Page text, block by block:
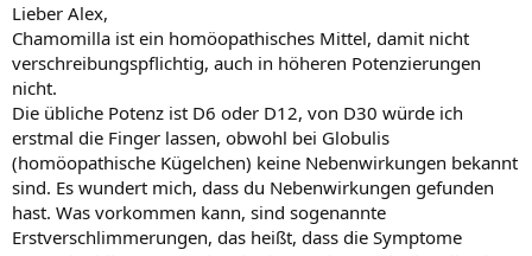
Lieber Alex,
Chamomilla ist ein homöopathisches Mittel, damit nicht
verschreibungspflichtig, auch in höheren Potenzierungen
nicht.
Die übliche Potenz ist D6 oder D12, von D30 würde ich
erstmal die Finger lassen, obwohl bei Globulis
(homöopathische Kügelchen) keine Nebenwirkungen bekannt
sind. Es wundert mich, dass du Nebenwirkungen gefunden
hast. Was vorkommen kann, sind sogenannte
Erstverschlimmerungen, das heißt, dass die Symptome